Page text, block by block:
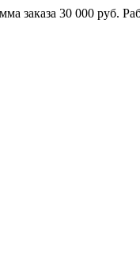
заказа 30 000 руб.